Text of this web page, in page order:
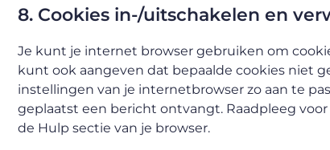
8. Cookies in-/uitschakelen en
Je kunt je internet browser gebruiken om
kunt ook aangeven dat bepaalde cookies niet
instellingen van je internetbrowser zo aan te
geplaatst een bericht ontvangt. Raadpleeg
de Hulp sectie van je browser.